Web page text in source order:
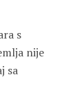
s
nije
sa